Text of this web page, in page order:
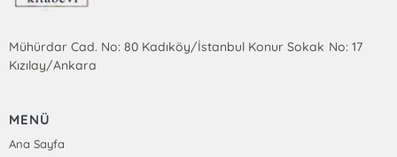
Mühürdar Cad. No: 80 Kadıköy/İstanbul Konur Sokak No: 17
Kızılay/Ankara
MENÜ
Ana Sayfa